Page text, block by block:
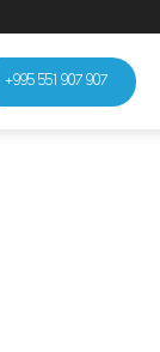
+995 551 907 907